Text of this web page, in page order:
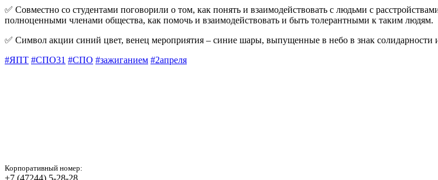
✅ Совместно со студентами поговорили о том, как понять и взаимодействовать с людьми с
полноценными членами общества, как помочь и взаимодействовать и быть толерантными к таким людям.
✅ Символ акции синий цвет, венец мероприятия – синие шары, выпущенные в небо в знак солидарности
#ЯПТ #СПО31 #СПО #зажиганием #2апреля
Корпоративный номер:
+7 (47244) 5-28-28